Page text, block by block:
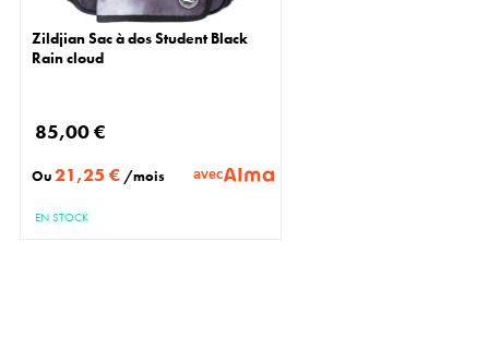
Zildjian Sac à dos Student Black
Rain cloud
85,00 €
Ou21,25 € /mois avec
EN STOCK